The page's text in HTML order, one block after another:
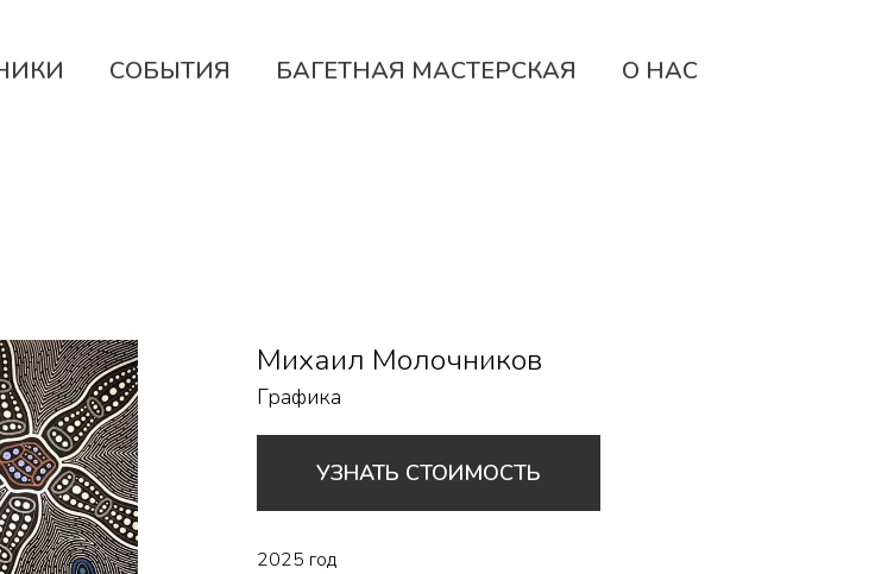
СОБЫТИЯ БАГЕТНАЯ МАСТЕРСКАЯ
О НАС
Михаил Молочников
Графика
УЗНАТЬ СТОИМОСТЬ
2025 год